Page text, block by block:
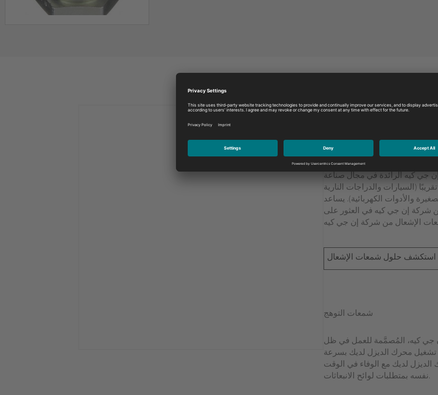
شمعات الإشعال
جي كيه الرائدة في مجال صناعة
(السيارات والدراجات النارية
والأدوات الكهربائية). يساعد
شركة إن جي كيه في العثور على
استكشف حلول شمعات الإشعال
شمعات التوهج
جي كيه، المُصمَّمة للعمل في ظل
تشغيل محرك الديزل لديك بسرعة
لديك مع الوفاء في الوقت
نفسه بمتطلبات لوائح الانبعاثات.